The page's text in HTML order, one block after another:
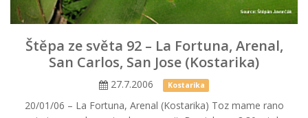
Štěpa ze světa 92 – La Fortuna, Arenal,
San Carlos, San Jose (Kostarika)
27.7.2006 Kostarika
20/01/06 – La Fortuna, Arenal (Kostarika) Toz mame rano